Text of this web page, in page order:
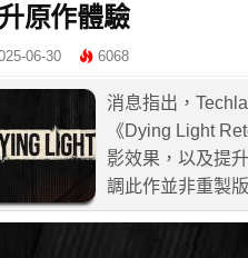
原作體驗
06-30 6068
消息指出，
《Dying Light
影效果，以及提
調此作並非重製